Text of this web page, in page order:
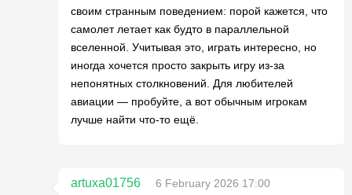
своим странным поведением: порой кажется, что
самолет летает как будто в параллельной
вселенной. Учитывая это, играть интересно, но
иногда хочется просто закрыть игру из-за
непонятных столкновений. Для любителей
авиации — пробуйте, а вот обычным игрокам
лучше найти что-то ещё.
artuxa01756
6 February 2026 17:00